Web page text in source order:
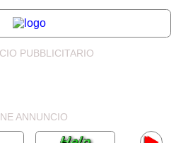
PUBBLICITARIO
ANNUNCIO